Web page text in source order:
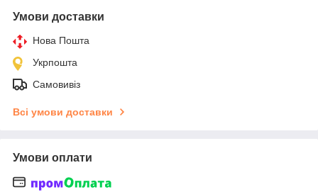
Умови доставки
Нова Пошта
Укрпошта
Самовивіз
Всі умови доставки
Умови оплати